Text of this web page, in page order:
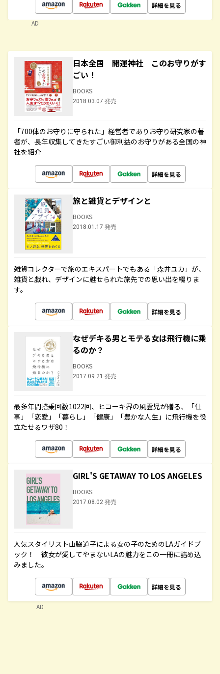
詳細を見る
AD
日本全国 開運神社 このお守りがす
ごい！
BOOKS
2018.03.07 発売
「700体のお守りに守られた」経営者でありお守り研究家の著
者が、長年収集してきたすごい御利益のお守りがある全国の神
社を紹介
詳細を見る
旅と雑貨とデザインと
BOOKS
2018.01.17 発売
雑貨コレクターで旅のエキスパートでもある「森井ユカ」が、
雑貨と戯れ、デザインに魅せられた旅先での思い出を綴りま
す。
詳細を見る
なぜデキる男とモテる女は飛行機に乗
るのか？
BOOKS
2017.09.21 発売
最多年間搭乗回数1022回、ヒコーキ界の風雲児が贈る、「仕
事」「恋愛」「暮らし」「健康」「豊かな人生」に飛行機を役
立たせるワザ80！
詳細を見る
GIRL'S GETAWAY TO LOS ANGELES
BOOKS
2017.08.02 発売
人気スタイリスト山脇道子による女の子のためのLAガイドブ
ック！ 彼女が愛してやまないLAの魅力をこの一冊に詰め込
みました。
詳細を見る
AD